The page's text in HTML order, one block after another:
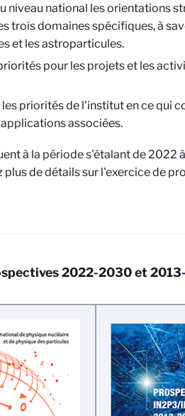
niveau national les orientations
trois domaines spécifiques, à
et les astroparticules.
pour les projets et les
priorités de l'institut en ce qui
associées.
à la période s'étalant de 2022
plus de détails sur l'exercice de
2022-2030 et